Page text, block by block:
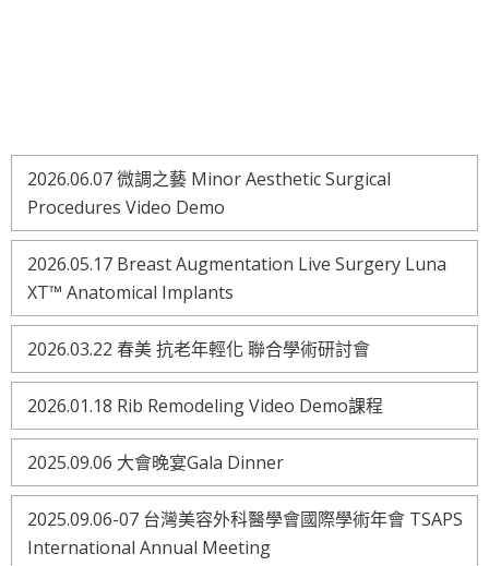
2026.06.07 微調之藝 Minor Aesthetic Surgical
Procedures Video Demo
2026.05.17 Breast Augmentation Live Surgery Luna
XT™ Anatomical Implants
2026.03.22 春美 抗老年輕化 聯合學術研討會
2026.01.18 Rib Remodeling Video Demo課程
2025.09.06 大會晚宴Gala Dinner
2025.09.06-07 台灣美容外科醫學會國際學術年會 TSAPS
International Annual Meeting